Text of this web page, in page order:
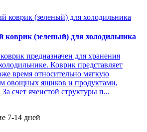
коврик (зеленый) для холодильника
предназначен для хранения
Коврик представляет
время относительно мягкую
овощных ящиков и продуктами,
счет ячеистой структуры п...
7-14 дней